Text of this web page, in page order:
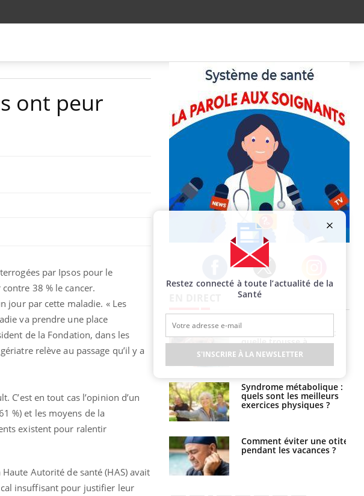
ont peur
par Ipsos pour le
38 % le cancer.
jour par cette maladie. « Les
va prendre une place
de la Fondation, dans les
relève au passage qu’il y a
en tout cas l’opinion d’un
%) et les moyens de la
existent pour ralentir
Autorité de santé (HAS) avait
insuffisant pour justifier leur
Facebook Twitter Instagram
Éclipse solaire du 12 août
: “Des verres adaptés,
c'est indispensable pour
la santé des yeux”
modifient votre cerveau !
quelle trousse à
pharmacie pour les
vacances ?
Syndrome métabolique :
quels sont les meilleurs
exercices physiques ?
Comment éviter une otite
pendant les vacances ?
Restez connecté à toute l’actualité de la
Santé
S'INSCRIRE À LA NEWSLETTER